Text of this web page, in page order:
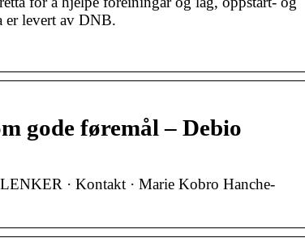
er levert av DNB.
gode føremål – Debio
· Kontakt · Marie Kobro Hanche-